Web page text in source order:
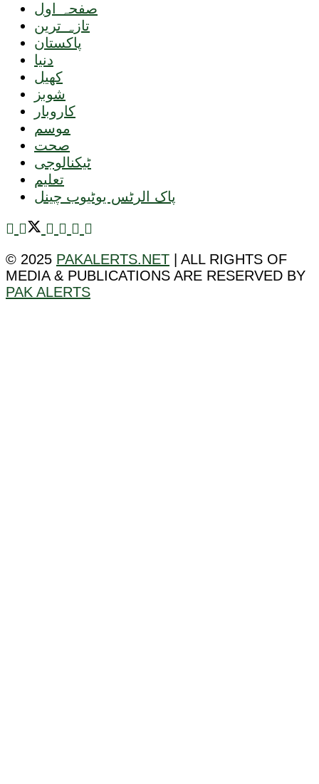
صفحہ اول
تازہ ترین
پاکستان
دنیا
کھیل
شوبز
کاروبار
موسم
صحت
ٹیکنالوجی
تعلیم
پاک الرٹس یوٹیوب چینل
© 2025 PAKALERTS.NET | ALL RIGHTS OF
MEDIA & PUBLICATIONS ARE RESERVED BY
PAK ALERTS